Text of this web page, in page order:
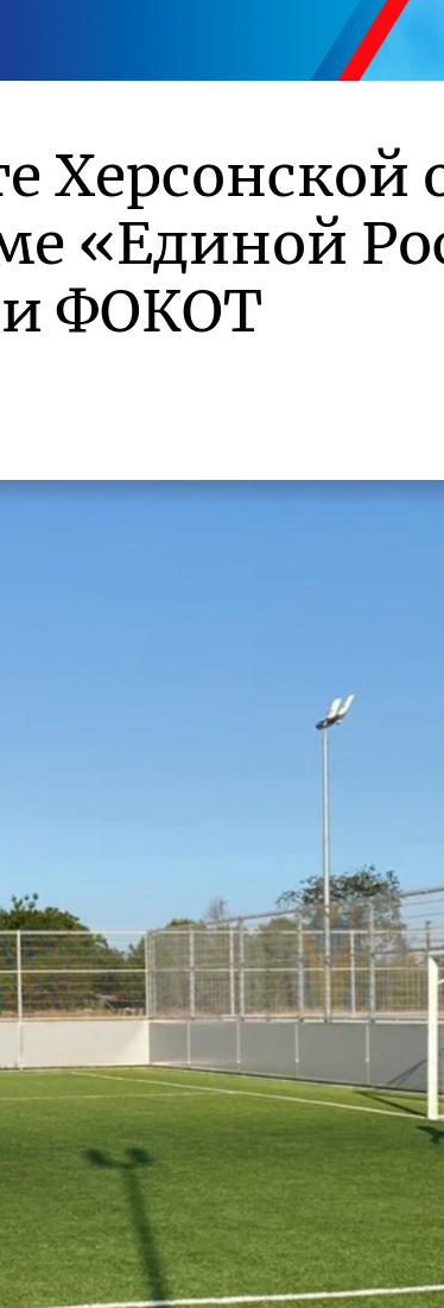
Херсонской
«Единой
ФОКОТ